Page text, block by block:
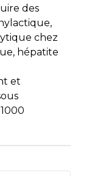
des
chez
hépatite
et